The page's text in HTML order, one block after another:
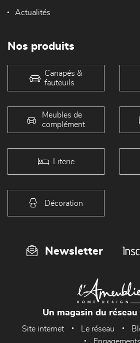
Actualités
Nos produits
Canapés &
fauteuils
Meubles de
complément
Literie
Décoration
Newsletter
Un magasin du
Site internet Le réseau